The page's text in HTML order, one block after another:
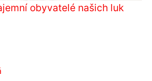
obyvatelé našich luk